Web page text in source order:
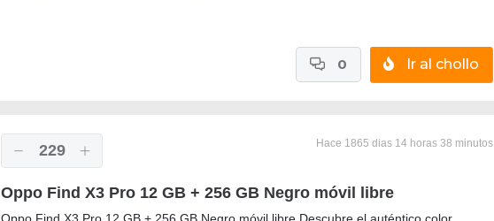
Ir al chollo
0
229 Hace 1865 dias 14 horas 38 minutos
Oppo Find X3 Pro 12 GB + 256 GB Negro móvil libre